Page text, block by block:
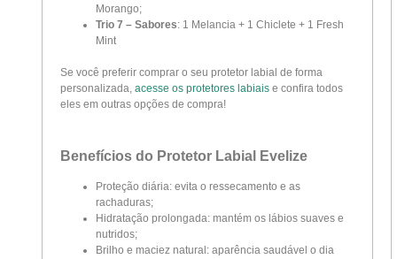
Morango;
Trio 7 – Sabores: 1 Melancia + 1 Chiclete + 1 Fresh
Mint
Se você preferir comprar o seu protetor labial de forma
personalizada,acesse os protetores labiais e confira todos
eles em outras opções de compra!
Benefícios do Protetor Labial Evelize
Proteção diária: evita o ressecamento e as
rachaduras;
Hidratação prolongada: mantém os lábios suaves e
nutridos;
Brilho e maciez natural: aparência saudável o dia